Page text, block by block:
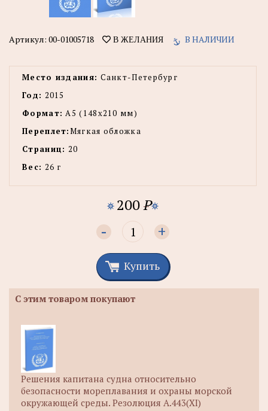
Артикул: 00-01005718 В ЖЕЛАНИЯ В НАЛИЧИИ
Место издания: Санкт-Петербург
Год: 2015
Формат: А5 (148x210 мм)
Переплет:Мягкая обложка
Страниц: 20
Вес: 26 г
200P
- +
Купить
С этим товаром покупают
Решения капитана судна относительно
безопасности мореплавания и охраны морской
окружающей среды. Резолюция А.443(XI)